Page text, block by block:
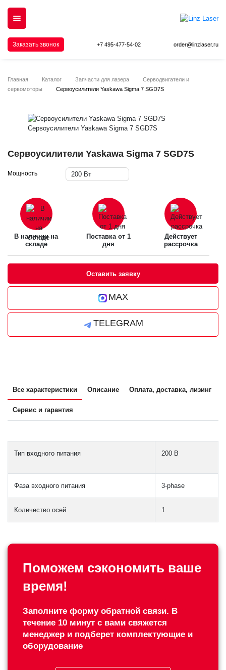
Заказать звонок +7 495-477-54-02 order@linzlaser.ru
Главная Каталог Запчасти для лазера
Серводвигатели и
сервомоторы
Сервоусилители Yaskawa Sigma 7 SGD7S
Сервоусилители Yaskawa Sigma 7 SGD7S
Мощность 200 Вт
В наличии на
складе
Поставка от 1
дня
Действует
рассрочка
Оставить заявку
MAX
TELEGRAM
Все характеристики Описание Оплата, доставка, лизинг
Сервис и гарантия
Тип входного питания 200 В
Фаза входного питания 3-phase
Количество осей 1
Поможем сэкономить ваше
время!
Заполните форму обратной связи. В
течение 10 минут с вами свяжется
менеджер и подберет комплектующие и
оборудование